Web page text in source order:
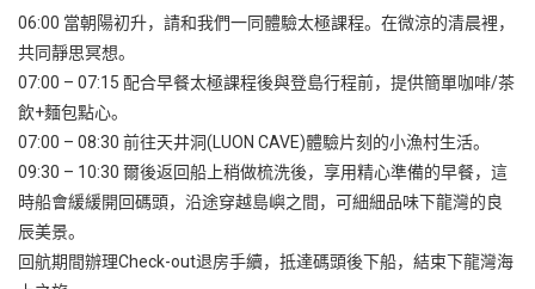
06:00 當朝陽初升，請和我們一同體驗太極課程。在微涼的清晨裡，
共同靜思冥想。
07:00 – 07:15 配合早餐太極課程後與登島行程前，提供簡單咖啡/茶
飲+麵包點心。
07:00 – 08:30 前往天井洞(LUON CAVE)體驗片刻的小漁村生活。
09:30 – 10:30 爾後返回船上稍做梳洗後，享用精心準備的早餐，這
時船會緩緩開回碼頭，沿途穿越島嶼之間，可細細品味下龍灣的良
辰美景。
回航期間辦理Check-out退房手續，抵達碼頭後下船，結束下龍灣海